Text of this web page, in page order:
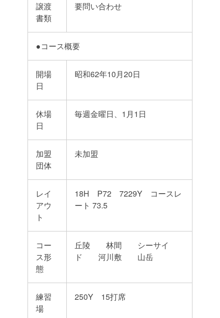
譲渡
書類
要問い合わせ
●コース概要
開場
日
昭和62年10月20日
休場
日
毎週金曜日、1月1日
加盟
団体
未加盟
レイ
アウ
ト
18H P72 7229Y コースレ
ート 73.5
コー
ス形
態
丘陵 林間 シーサイ
ド 河川敷 山岳
練習
場
250Y 15打席